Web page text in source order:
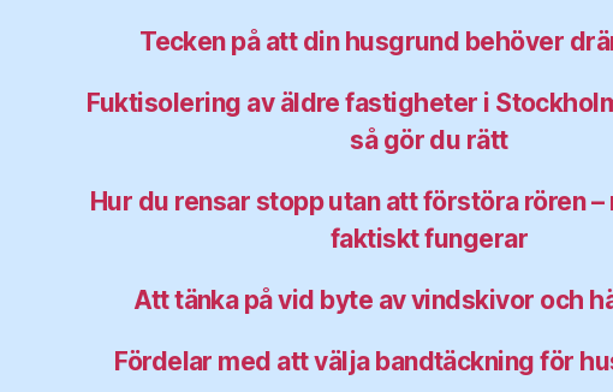
Tecken på att din husgrund behöver
Fuktisolering av äldre fastigheter i
så gör du rätt
Hur du rensar stopp utan att förstöra rören
faktiskt fungerar
Att tänka på vid byte av vindskivor och
Fördelar med att välja bandtäckning för